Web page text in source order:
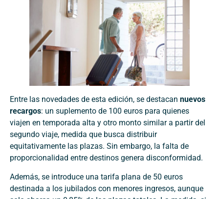
Entre las novedades de esta edición, se destacan nuevos
recargos: un suplemento de 100 euros para quienes
viajen en temporada alta y otro monto similar a partir del
segundo viaje, medida que busca distribuir
equitativamente las plazas. Sin embargo, la falta de
proporcionalidad entre destinos genera disconformidad.
Además, se introduce una tarifa plana de 50 euros
destinada a los jubilados con menores ingresos, aunque